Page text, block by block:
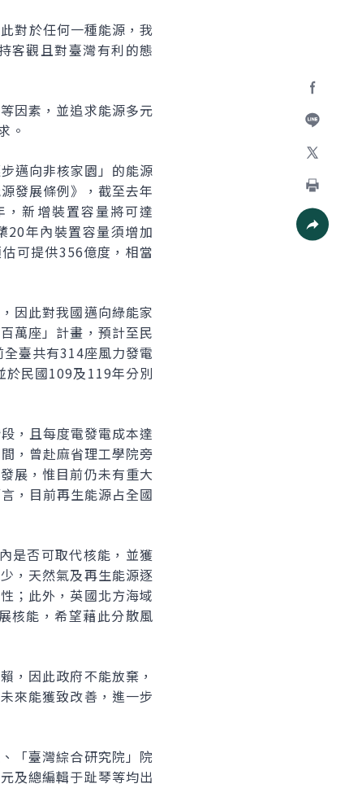
加入好
列印
對於任何一種能源，我
客觀且對臺灣有利的態
因素，並追求能源多元
。
邁向非核家園」的能源
發展條例》，截至去年
新增裝置容量將可達
20年內裝置容量須增加
可提供356億度，相當
因此對我國邁向綠能家
萬座」計畫，預計至民
臺共有314座風力發電
於民國109及119年分別
，且每度電發電成本達
，曾赴麻省理工學院旁
展，惟目前仍未有重大
，目前再生能源占全國
是否可取代核能，並獲
，天然氣及再生能源逐
；此外，英國北方海域
核能，希望藉此分散風
，因此政府不能放棄，
來能獲致改善，進一步
「臺灣綜合研究院」院
及總編輯于趾琴等均出